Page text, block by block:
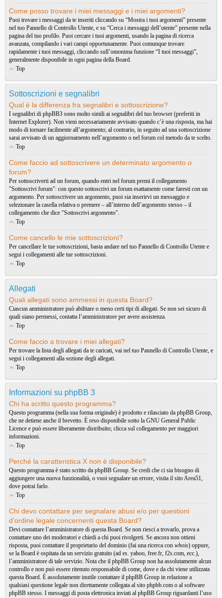
Come posso trovare i miei messaggi e i miei argomenti?
Puoi trovare i messaggi da te inseriti cliccando su “Mostra i tuoi argomenti” presente
nel tuo Pannello di Controllo Utente, e su “Cerca i messaggi dell’utente” presente nella
pagina del tuo profilo. Puoi cercare i tuoi argomenti, usando la pagina di ricerca
avanzata, compilando i vari campi opportunamente. Puoi comunque trovare
rapidamente i tuoi messaggi, cliccando sull’omonima funzione “I tuoi messaggi”,
generalmente disponibile in ogni pagina della Board.
Top
Sottoscrizioni e segnalibri
Qual è la differenza fra segnalibri e sottoscrizione?
I segnalibri di phpBB3 sono molto simili ai segnalibri del tuo browser (preferiti in
Internet Explorer). Non vieni necessariamente avvisato quando c’è una risposta, ma hai
modo di tornare facilmente all’argomento; al contrario, in seguito ad una sottoscrizione
sarai avvisato di un aggiornamento nell’argomento o nel forum col metodo da te scelto.
Top
Come faccio ad sottoscrivere un determinato argomento o
forum?
Per sottoscriverti ad un forum, quando entri nel forum premi il collegamento
"Sottoscrivi forum": con questo sottoscrivi un forum esattamente come faresti con un
argomento. Per sottoscrivere un argomento, puoi sia inserirvi un messaggio e
selezionare la casella relativa o premere – all’interno dell’argomento stesso – il
collegamento che dice "Sottoscrivi argomento".
Top
Come cancello le mie sottoscrizioni?
Per cancellare le tue sottoscrizioni, basta andare nel tuo Pannello di Controllo Utente e
segui i collegamenti alle tue sottoscrizioni.
Top
Allegati
Quali allegati sono ammessi in questa Board?
Ciascun amministratore può abilitare o meno certi tipi di allegati. Se non sei sicuro di
quali siano permessi, contatta l’amministratore per avere assistenza.
Top
Come faccio a trovare i miei allegati?
Per trovare la lista degli allegati da te caricati, vai nel tuo Pannello di Controllo Utente, e
segui i collegamenti alla sezione degli allegati.
Top
Informazioni su phpBB 3
Chi ha scritto questo programma?
Questo programma (nella sua forma originale) è prodotto e rilasciato da phpBB Group,
che ne detiene anche il brevetto. È reso disponibile sotto la GNU General Public
Licence e può essere liberamente distribuito; clicca sul collegamento per maggiori
informazioni.
Top
Perché la caratteristica X non è disponibile?
Questo programma è stato scritto da phpBB Group. Se credi che ci sia bisogno di
aggiungere una nuova funzionalità, o vuoi segnalare un errore, visita il sitoArea51,
dove potrai farlo.
Top
Chi devo contattare per segnalare abusi e/o per questioni
d’ordine legale concernenti questa Board?
Devi contattare l’amministratore di questa Board. Se non riesci a trovarlo, prova a
contattare uno dei moderatori e chiedi a chi puoi rivolgerti. Se ancora non ottieni
risposta, puoi contattare il proprietario del dominio (fai una ricerca con whois) oppure,
se la Board è ospitata da un servizio gratuito (ad es. yahoo, free.fr, f2s.com, ecc.),
l’amministratore di tale servizio. Nota che il phpBB Group non ha assolutamente alcun
controllo e non può essere ritenuto responsabile di come, dove e da chi viene utilizzata
questa Board. È assolutamente inutile contattare il phpBB Group in relazione a
qualsiasi questione legale non direttamente collegata al sito phpbb.com o al software
phpBB stesso. I messaggi di posta elettronica inviati al phpBB Group riguardanti l’uso